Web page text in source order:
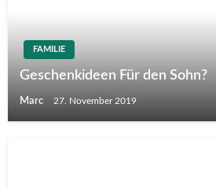
FAMILIE
Geschenkideen Für den Sohn?
Marc 27. November 2019